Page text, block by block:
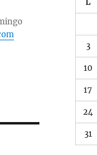
3
10
17
24
31